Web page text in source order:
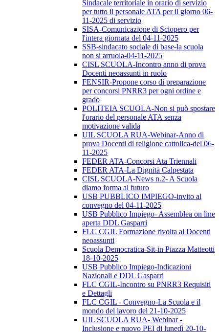
Sindacale territoriale in orario di servizio
per tutto il personale ATA per il giorno 06-
11-2025 di servizio
SISA-Comunicazione di Sciopero per
l'intera giornata del 04-11-2025
SSB-sindacato sociale di base-la scuola
non si arruola-04-11-2025
CISL SCUOLA-Incontro anno di prova
Docenti neoassunti in ruolo
FENSIR-Propone corso di preparazione
per concorsi PNRR3 per ogni ordine e
grado
POLITEIA SCUOLA-Non si può spostare
l'orario del personale ATA senza
motivazione valida
UIL SCUOLA RUA-Webinar-Anno di
prova Docenti di religione cattolica-del 06-
11-2025
FEDER ATA-Concorsi Ata Triennali
FEDER ATA-La Dignità Calpestata
CISL SCUOLA-News n.2- A Scuola
diamo forma al futuro
USB PUBBLICO IMPIEGO-invito al
convegno del 04-11-2025
USB Pubblico Impiego- Assemblea on line
aperta DDL Gasparri
FLC CGIL Formazione rivolta ai Docenti
neoassunti
Scuola Democratica-Sit-in Piazza Matteotti
18-10-2025
USB Pubblico Impiego-Indicazioni
Nazionali e DDL Gasparri
FLC CGIL-Incontro su PNRR3 Requisiti
e Dettagli
FLC CGIL - Convegno-La Scuola e il
mondo del lavoro del 21-10-2025
UIL SCUOLA RUA- Webinar -
Inclusione e nuovo PEI di lunedì 20-10-